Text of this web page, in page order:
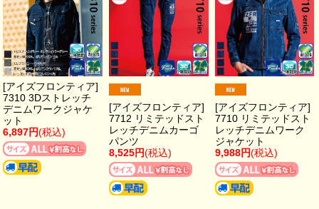
[アイズフロンティア]
7310 3Dストレッチ
デニムワークジャケ
ット
6,897円(税込)
[アイズフロンティア]
7712 リミテッドスト
レッチデニムカーゴ
パンツ
8,525円(税込)
[アイズフロンティア]
7710 リミテッドスト
レッチデニムワーク
ジャケット
9,988円(税込)